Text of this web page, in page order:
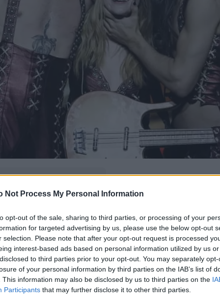
Not Process My Personal Information
opt-out of the sale, sharing to third parties, or processing of your
for targeted advertising by us, please use the below opt-out
selection. Please note that after your opt-out request is processed
interest-based ads based on personal information utilized by us
to third parties prior to your opt-out. You may separately
of your personal information by third parties on the IAB’s list of
This information may also be disclosed by us to third parties on the
Participants that may further disclose it to other third parties.
πιο συχνά
τελικό τηςEurovision, στον
με το συγκρότημα Maneskin.
καρδιές πολλών κοριτσιών
με την